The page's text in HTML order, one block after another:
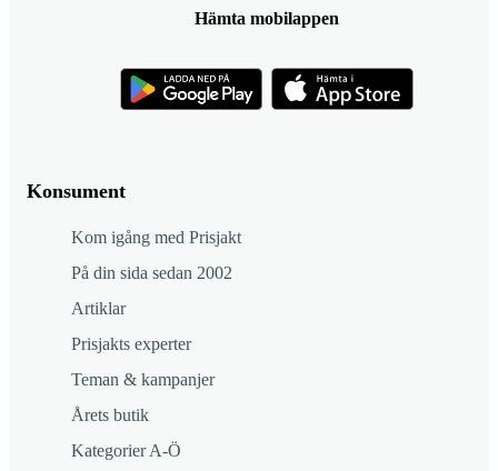
Konsument
Kom igång med Prisjakt
På din sida sedan 2002
Artiklar
Prisjakts experter
Teman & kampanjer
Årets butik
Kategorier A-Ö
Hämta mobilappen